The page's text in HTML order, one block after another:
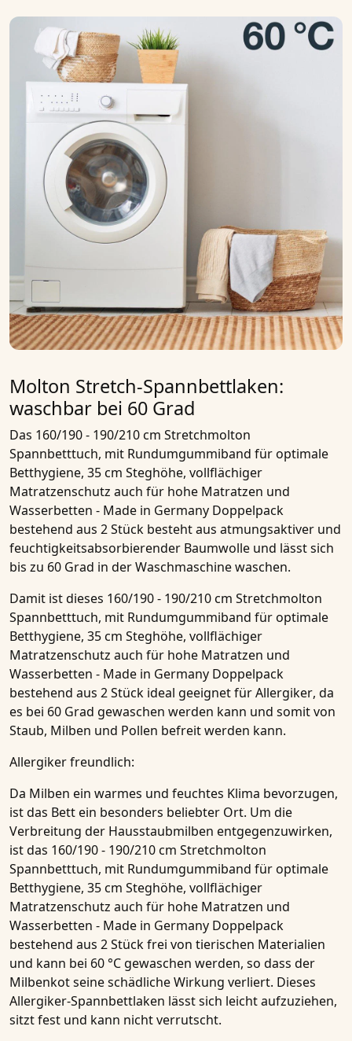
Molton Stretch-Spannbettlaken:
waschbar bei 60 Grad
Das 160/190 - 190/210 cm Stretchmolton
Spannbetttuch, mit Rundumgummiband für optimale
Betthygiene, 35 cm Steghöhe, vollflächiger
Matratzenschutz auch für hohe Matratzen und
Wasserbetten - Made in Germany Doppelpack
bestehend aus 2 Stück besteht aus atmungsaktiver und
feuchtigkeitsabsorbierender Baumwolle und lässt sich
bis zu 60 Grad in der Waschmaschine waschen.
Damit ist dieses 160/190 - 190/210 cm Stretchmolton
Spannbetttuch, mit Rundumgummiband für optimale
Betthygiene, 35 cm Steghöhe, vollflächiger
Matratzenschutz auch für hohe Matratzen und
Wasserbetten - Made in Germany Doppelpack
bestehend aus 2 Stück ideal geeignet fürAllergiker, da
es bei 60 Grad gewaschen werden kann und somit von
Staub, Milben und Pollen befreit werden kann.
Allergiker freundlich:
Da Milben ein warmes und feuchtes Klima bevorzugen,
ist das Bett ein besonders beliebter Ort. Um die
Verbreitung der Hausstaubmilben entgegenzuwirken,
ist das 160/190 - 190/210 cm Stretchmolton
Spannbetttuch, mit Rundumgummiband für optimale
Betthygiene, 35 cm Steghöhe, vollflächiger
Matratzenschutz auch für hohe Matratzen und
Wasserbetten - Made in Germany Doppelpack
bestehend aus 2 Stückfrei von tierischen Materialien
und kann bei 60 °C gewaschen werden, so dass der
Milbenkot seine schädliche Wirkung verliert. Dieses
Allergiker-Spannbettlaken lässt sich leicht aufzuziehen,
sitzt fest und kann nicht verrutscht.